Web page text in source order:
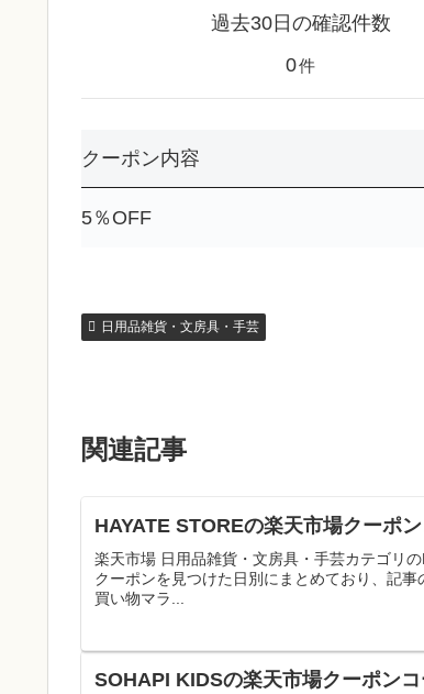
過去30日の確認件数
0件
クーポン内容
5％OFF
日用品雑貨・文房具・手芸
関連記事
HAYATE STOREの楽天市場クーポ
楽天市場 日用品雑貨・文房具・手芸カテゴリ
クーポンを見つけた日別にまとめており、記
買い物マラ...
SOHAPI KIDSの楽天市場クーポン